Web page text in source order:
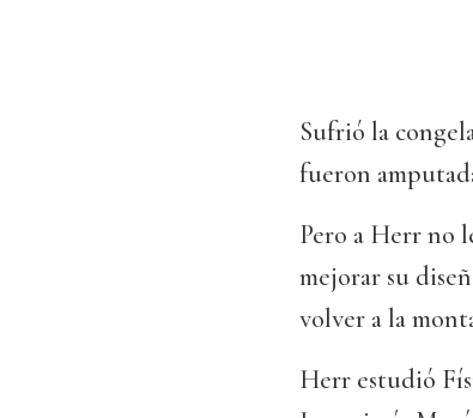
Sufrió la
fueron
Pero a Herr no
mejorar su
volver a la
Herr estudió